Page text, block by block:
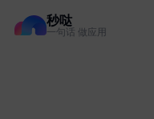
秒哒
一句话 做应用